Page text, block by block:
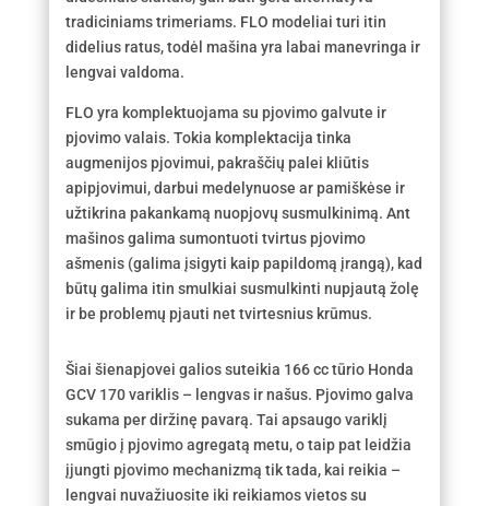
tradiciniams trimeriams. FLO modeliai turi itin
didelius ratus, todėl mašina yra labai manevringa ir
lengvai valdoma.
FLO yra komplektuojama su pjovimo galvute ir
pjovimo valais. Tokia komplektacija tinka
augmenijos pjovimui, pakraščių palei kliūtis
apipjovimui, darbui medelynuose ar pamiškėse ir
užtikrina pakankamą nuopjovų susmulkinimą. Ant
mašinos galima sumontuoti tvirtus pjovimo
ašmenis (galima įsigyti kaip papildomą įrangą), kad
būtų galima itin smulkiai susmulkinti nupjautą žolę
ir be problemų pjauti net tvirtesnius krūmus.
Šiai šienapjovei galios suteikia 166 cc tūrio Honda
GCV 170 variklis – lengvas ir našus. Pjovimo galva
sukama per diržinę pavarą. Tai apsaugo variklį
smūgio į pjovimo agregatą metu, o taip pat leidžia
įjungti pjovimo mechanizmą tik tada, kai reikia –
lengvai nuvažiuosite iki reikiamos vietos su